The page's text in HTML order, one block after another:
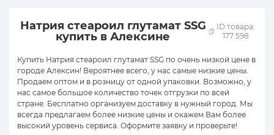
Натрия стеароил глутамат SSG
купить в Алексине
ID товара:
177 598
Купить Натрия стеароил глутамат SSG по очень низкой цене в
городе Алексин! Вероятнее всего, у нас самые низкие цены.
Продаем оптом и в розницу от одной упаковки. Возможно, у
нас самое большое количество точек отгрузки по всей
стране. Бесплатно организуем доставку в нужный город. Мы
всегда предлагаем более низкие цены и окажем Вам более
высокий уровень сервиса. Оформите заявку и проверьте!